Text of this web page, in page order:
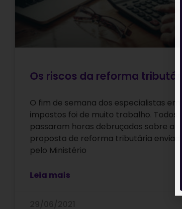
Os riscos da reforma
O fim de semana dos especialistas em
impostos foi de muito trabalho. Todos
passaram horas debruçados sobre a
proposta de reforma tributária enviada
pelo Ministério
Leia mais